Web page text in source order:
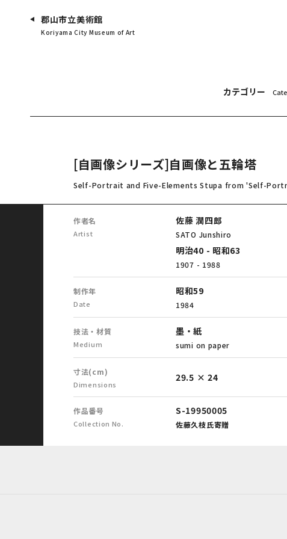
カテゴリー
郡山市立美術館
Koriyama City Museum of Art
[自画像シリーズ]自画像と五輪塔
Self-Portrait and Five-Elements Stupa from 'Self-
作者名
Artist
佐藤 潤四郎
SATO Junshiro
明治40 - 昭和63
1907 - 1988
制作年
Date
昭和59
1984
技法・材質
Medium
墨・紙
sumi on paper
寸法(cm)
Dimensions
29.5 × 24
作品番号
Collection No.
S-19950005
佐藤久枝氏寄贈